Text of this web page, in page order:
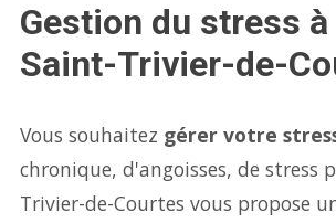
Gestion du stress
Saint-Trivier-de-
Vous souhaitez gérer votre
chronique, d'angoisses, de stress
Trivier-de-Courtes vous propose